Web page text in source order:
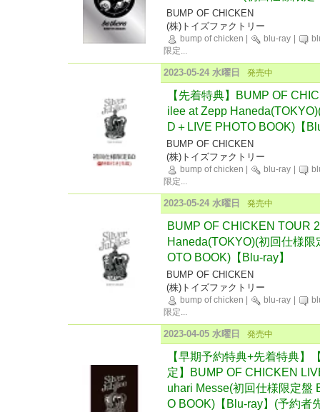
BUMP OF CHICKEN
(株)トイズファクトリー
bump of chicken blu-ray
限定...
2023-05-24 水曜日 発売中
【先着特典】BUMP OF
ilee at Zepp
D＋LIVE PHOTO BOOK)【
BUMP OF CHICKEN
(株)トイズファクトリー
bump of chicken blu-ray
限定...
2023-05-24 水曜日 発売中
BUMP OF CHICKEN TOUR
Haneda(TOKYO)(初回仕様
OTO BOOK)【Blu-ray】
BUMP OF CHICKEN
(株)トイズファクトリー
bump of chicken blu-ray
限定...
2023-04-05 水曜日 発売中
【早期予約特典+先着特典】
定】BUMP OF CHICKEN
uhari Messe(初回仕様限定盤
O BOOK)【Blu-ray】(予約者